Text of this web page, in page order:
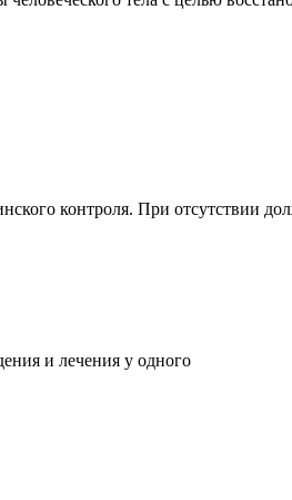
контроля. При отсутствии
и лечения у одного